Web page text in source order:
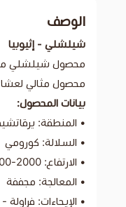
الوصف
شيلشلي - إثيوبيا
محصول شيلشلي
محصول مثالي لعشاق
بيانات المحصول:
• المنطقة:
• السلالة: كورومي
• الارتفاع: 2000-2200م
• المعالجة: مجففة
• الإيحاءات: